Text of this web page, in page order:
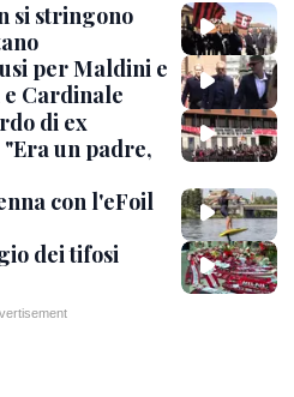
si stringono
per Maldini e
Cardinale
di ex
un padre,
con l'eFoil
dei tifosi